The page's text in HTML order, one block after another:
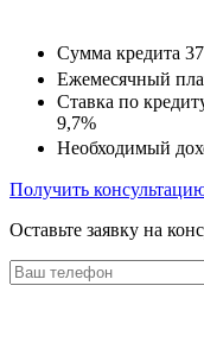
Сумма кредита
Ежемесячный
Ставка по
9,7%
Необходимый
Получить
Оставьте заявку на